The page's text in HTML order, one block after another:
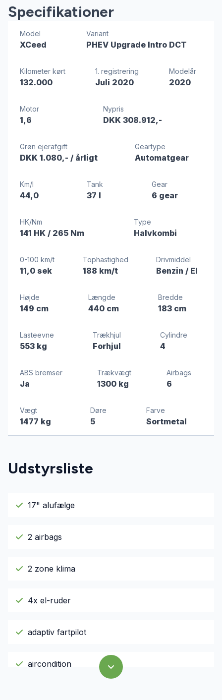
Specifikationer
Model
XCeed
Variant
PHEV Upgrade Intro DCT
Kilometer kørt
132.000
1. registrering
Juli 2020
Modelår
2020
Motor
1,6
Nypris
DKK 308.912,-
Grøn ejerafgift
DKK 1.080,- / årligt
Geartype
Automatgear
Km/l
44,0
Tank
37 l
Gear
6 gear
HK/Nm
141 HK / 265 Nm
Type
Halvkombi
0-100 km/t
11,0 sek
Tophastighed
188 km/t
Drivmiddel
Benzin / El
Højde
149 cm
Længde
440 cm
Bredde
183 cm
Lasteevne
553 kg
Trækhjul
Forhjul
Cylindre
4
ABS bremser
Ja
Trækvægt
1300 kg
Airbags
6
Vægt
1477 kg
Døre
5
Farve
Sortmetal
Udstyrsliste
17" alufælge
2 airbags
2 zone klima
4x el-ruder
adaptiv fartpilot
aircondition